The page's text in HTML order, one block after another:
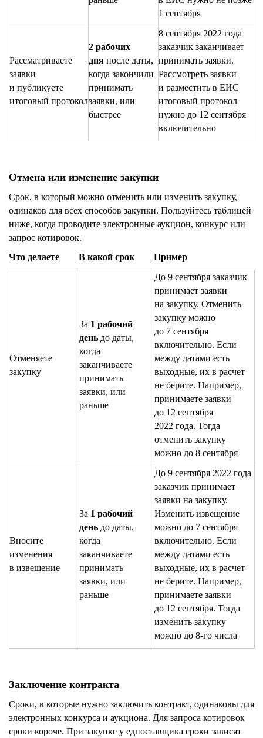
1 сентября
Рассматриваете
заявки
и публикуете
итоговый протокол
2 рабочих
дня после даты,
когда закончили
принимать
заявки, или
быстрее
8 сентября 2022 года
заказчик заканчивает
принимать заявки.
Рассмотреть заявки
и разместить в ЕИС
итоговый протокол
нужно до 12 сентября
включительно
Отмена или изменение закупки
Срок, в который можно отменить или изменить закупку,
одинаков для всех способов закупки. Пользуйтесь таблицей
ниже, когда проводите электронные аукцион, конкурс или
запрос котировок.
Что делаете
В какой срок Пример
Отменяете
закупку
За 1 рабочий
день до даты,
когда
заканчиваете
принимать
заявки, или
раньше
До 9 сентября заказчик
принимает заявки
на закупку. Отменить
закупку можно
до 7 сентября
включительно. Если
между датами есть
выходные, их в расчет
не берите. Например,
принимаете заявки
до 12 сентября
2022 года. Тогда
отменить закупку
можно до 8 сентября
Вносите
изменения
в извещение
За 1 рабочий
день до даты,
когда
заканчиваете
принимать
заявки, или
раньше
До 9 сентября 2022 года
заказчик принимает
заявки на закупку.
Изменить извещение
можно до 7 сентября
включительно. Если
между датами есть
выходные, их в расчет
не берите. Например,
принимаете заявки
до 12 сентября. Тогда
изменить закупку
можно до 8-го числа
Заключение контракта
Сроки, в которые нужно заключить контракт, одинаковы для
электронных конкурса и аукциона. Для запроса котировок
сроки короче. При закупке у едпоставщика сроки зависят